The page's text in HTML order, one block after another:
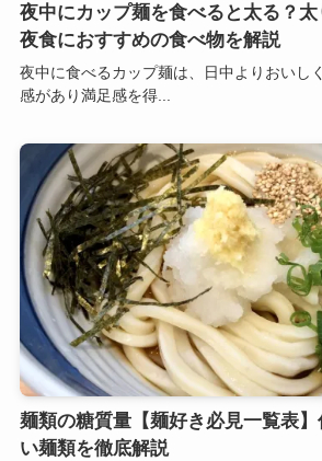
夜中にカップ麺を食べると太る？
夜食におすすめの食べ物を解説
夜中に食べるカップ麺は、日中よりおいし
感があり満足感を得...
麺類の糖質量【麺好き必見一覧表】
い麺類を徹底解説